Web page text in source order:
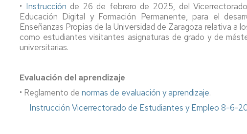
• Instrucción de 26 de febrero de 2025, del
Educación Digital y Formación Permanente, para el
Enseñanzas Propias de la Universidad de Zaragoza relativa a
como estudiantes visitantes asignaturas de grado y de
universitarias.
Evaluación del aprendizaje
• Reglamento de normas de evaluación y aprendizaje.
Instrucción Vicerrectorado de Estudiantes y Empleo 8-6-